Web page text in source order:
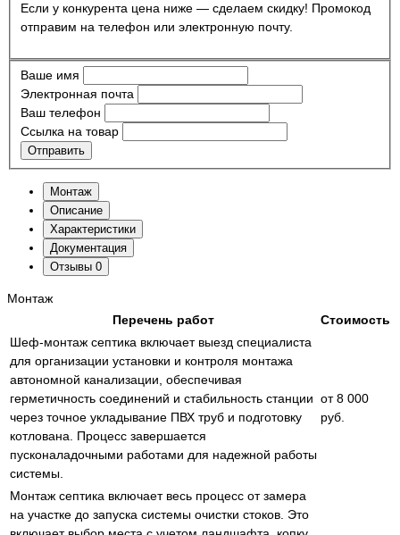
Если у конкурента цена ниже — сделаем скидку! Промокод
отправим на телефон или электронную почту.
Ваше имя
Электронная почта
Ваш телефон
Ссылка на товар
Отправить
Монтаж
Описание
Характеристики
Документация
Отзывы 0
Монтаж
Перечень работ
Стоимость
Шеф-монтаж септика включает выезд специалиста
для организации установки и контроля монтажа
автономной канализации, обеспечивая
герметичность соединений и стабильность станции
через точное укладывание ПВХ труб и подготовку
котлована. Процесс завершается
пусконаладочными работами для надежной работы
системы.
от 8 000
руб.
Монтаж септика включает весь процесс от замера
на участке до запуска системы очистки стоков. Это